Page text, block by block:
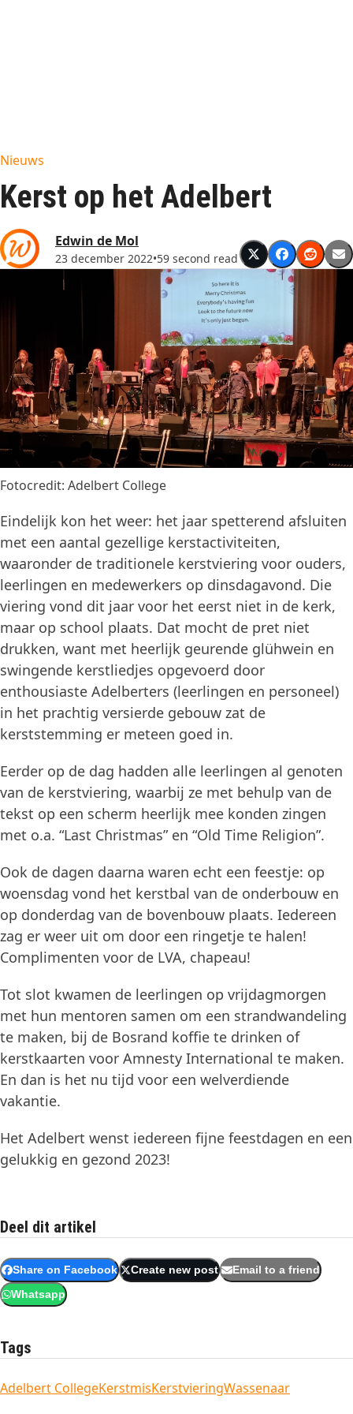
Nieuws
Kerst op het Adelbert
Edwin de Mol
23 december 2022•59 second read
Fotocredit: Adelbert College
Eindelijk kon het weer: het jaar spetterend afsluiten
met een aantal gezellige kerstactiviteiten,
waaronder de traditionele kerstviering voor ouders,
leerlingen en medewerkers op dinsdagavond. Die
viering vond dit jaar voor het eerst niet in de kerk,
maar op school plaats. Dat mocht de pret niet
drukken, want met heerlijk geurende glühwein en
swingende kerstliedjes opgevoerd door
enthousiaste Adelberters (leerlingen en personeel)
in het prachtig versierde gebouw zat de
kerststemming er meteen goed in.
Eerder op de dag hadden alle leerlingen al genoten
van de kerstviering, waarbij ze met behulp van de
tekst op een scherm heerlijk mee konden zingen
met o.a. “Last Christmas” en “Old Time Religion”.
Ook de dagen daarna waren echt een feestje: op
woensdag vond het kerstbal van de onderbouw en
op donderdag van de bovenbouw plaats. Iedereen
zag er weer uit om door een ringetje te halen!
Complimenten voor de LVA, chapeau!
Tot slot kwamen de leerlingen op vrijdagmorgen
met hun mentoren samen om een strandwandeling
te maken, bij de Bosrand koffie te drinken of
kerstkaarten voor Amnesty International te maken.
En dan is het nu tijd voor een welverdiende
vakantie.
Het Adelbert wenst iedereen fijne feestdagen en een
gelukkig en gezond 2023!
Deel dit artikel
Share on Facebook Create new post Email to a friend
Whatsapp
Tags
Adelbert CollegeKerstmisKerstvieringWassenaar